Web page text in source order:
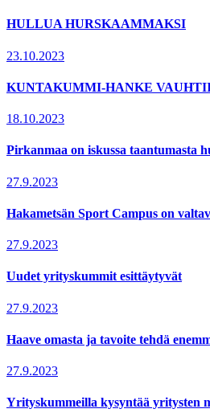
HULLUA HURSKAAMMAKSI
23.10.2023
KUNTAKUMMI-HANKE
18.10.2023
Pirkanmaa on iskussa taantumasta
27.9.2023
Hakametsän Sport Campus on
27.9.2023
Uudet yrityskummit esittäytyvät
27.9.2023
Haave omasta ja tavoite tehdä
27.9.2023
Yrityskummeilla kysyntää yritysten